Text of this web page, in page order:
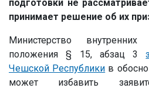
подготовки не
принимает решение об их
Министерство
положения § 15, абзац 3
Чешской Республики в
может избавить